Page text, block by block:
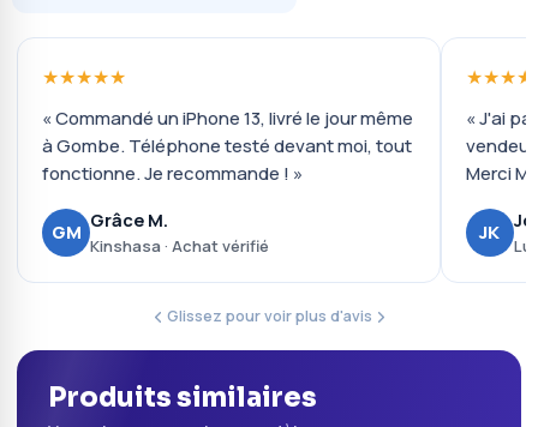
★★★★★
« Commandé un iPhone 13, livré le jour même
à Gombe. Téléphone testé devant moi, tout
fonctionne. Je recommande ! »
GM Grâce M.
Kinshasa · Achat vérifié
« J'ai
Merci
JK
Glissez pour voir plus d'avis
Produits similaires